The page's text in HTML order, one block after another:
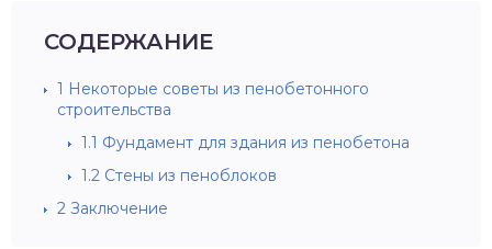
СОДЕРЖАНИЕ
1 Некоторые советы из пенобетонного
строительства
1.1 Фундамент для здания из пенобетона
1.2 Стены из пеноблоков
2 Заключение